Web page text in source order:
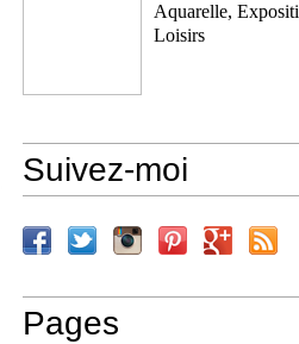
Aquarelle,
Loisirs
Suivez-moi
Pages